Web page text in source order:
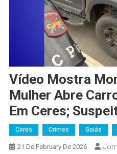
Vídeo Mostra
Mulher Abre
Em Ceres;
Ceres Crimes Goiás
21 De February De 2026